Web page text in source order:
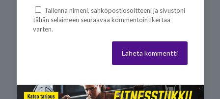
Tallenna nimeni, sähköpostiosoitteeni ja sivustoni
tähän selaimeen seuraavaa kommentointikertaa
varten.